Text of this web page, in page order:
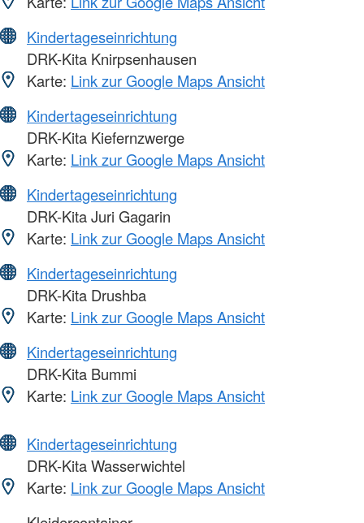
Kindertageseinrichtung
DRK-Kita Knirpsenhausen
Karte: Link zur Google Maps Ansicht
Kindertageseinrichtung
DRK-Kita Kiefernzwerge
Karte: Link zur Google Maps Ansicht
Kindertageseinrichtung
DRK-Kita Juri Gagarin
Karte: Link zur Google Maps Ansicht
Kindertageseinrichtung
DRK-Kita Drushba
Karte: Link zur Google Maps Ansicht
Kindertageseinrichtung
DRK-Kita Bummi
Karte: Link zur Google Maps Ansicht
Kindertageseinrichtung
DRK-Kita Wasserwichtel
Karte: Link zur Google Maps Ansicht